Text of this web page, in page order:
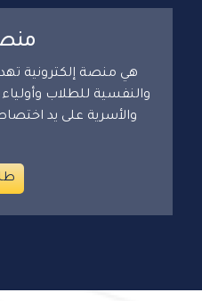
هي منصة إلكترونية
والنفسية للطلاب
والأسرية على يد